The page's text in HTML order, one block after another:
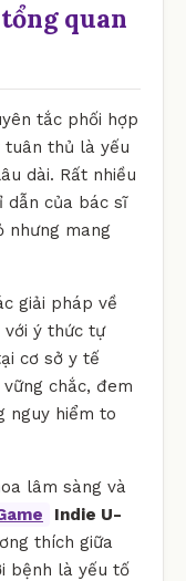
quan
tắc phối hợp
thủ là yếu
dài. Rất nhiều
dẫn của bác sĩ
nhưng mang
giải pháp về
với ý thức tự
cơ sở y tế
chắc, đem
nguy hiểm to
lâm sàng và
Indie U-
thích giữa
bệnh là yếu tố